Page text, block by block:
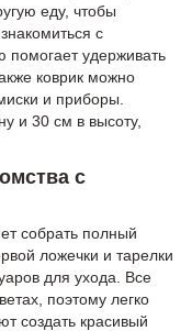
еду, чтобы
с
помогает удерживать
коврик можно
и приборы.
и 30 см в высоту,
с
собрать полный
ложечки и тарелки
для ухода. Все
поэтому легко
создать красивый